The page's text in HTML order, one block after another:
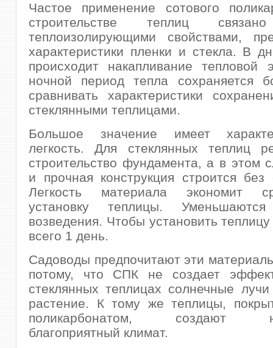
Частое применение сотового
строительстве теплиц
теплоизолирующими свойствами,
характеристики пленки и стекла. В
происходит накапливание тепловой
ночной период тепла сохраняется
сравнивать характеристики
стеклянными теплицами.
Большое значение имеет
легкость. Для стеклянных теплиц
строительство фундамента, а в этом
и прочная конструкция строится
Легкость материала экономит
установку теплицы.
возведения. Чтобы установить
всего 1 день.
Садоводы предпочитают эти
потому, что СПК не создает
стеклянных теплицах солнечные
растение. К тому же теплицы,
поликарбонатом, создают
благоприятный климат.